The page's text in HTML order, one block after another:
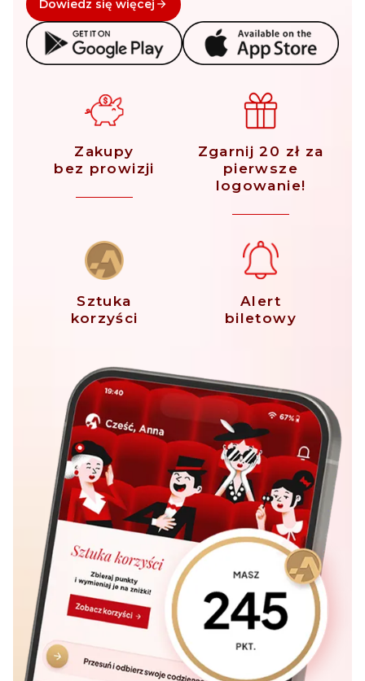
Dowiedz się więcej
Zakupy
bez prowizji
Zgarnij 20 zł za
pierwsze
logowanie!
Sztuka
korzyści
Alert
biletowy